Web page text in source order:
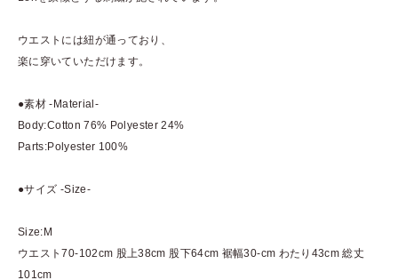
ウエストには紐が通っており、
楽に穿いていただけます。
●素材 -Material-
Body:Cotton 76% Polyester 24%
Parts:Polyester 100%
●サイズ -Size-
Size:M
ウエスト70-102cm 股上38cm 股下64cm 裾幅30-cm わたり43cm 総丈
101cm